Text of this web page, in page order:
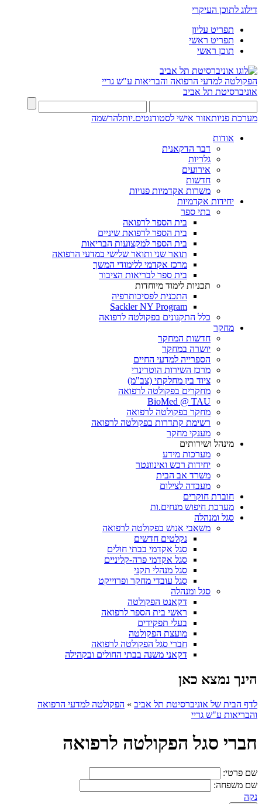
דילוג לתוכן העיקרי
תפריט עליון
תפריט ראשי
תוכן ראשי
הפקולטה למדעי הרפואה והבריאות ע"ש גריי
אוניברסיטת תל אביב
מערכת פניותאזור אישי לסטודנטים.יותלהרשמה
אודות
דבר הדקאנית
גלריות
אירועים
חדשות
משרות אקדמיות פנויות
יחידות אקדמיות
בתי ספר
בית הספר לרפואה
בית הספר לרפואת שיניים
בית הספר למקצועות הבריאות
תואר שני ותואר שלישי במדעי הרפואה
מרכז אקדמי ללימודי המשך
בית ספר לבריאות הציבור
תכניות לימוד מיוחדות
התכנית לפסיכותרפיה
Sackler NY Program
כלל התקנונים בפקולטה לרפואה
מחקר
חדשות המחקר
יושרה במחקר
הספרייה למדעי החיים
מרכז השירות הוטרינרי
ציוד בין מחלקתי (צב"מ)
מחקרים בפקולטה לרפואה
BioMed @ TAU
מחקר בפקולטה לרפואה
רשימת קתדרות בפקולטה לרפואה
מענקי מחקר
מינהל ושירותים
מערכות מידע
יחידות רכש ואינוונטר
משרד אב הבית
מעבדה לצילום
חוברת חוקרים
מערכת חיפוש מנחים.ות
סגל ומנהלה
משאבי אנוש בפקולטה לרפואה
נקלטים חדשים
סגל אקדמי בבתי חולים
סגל אקדמי פרה-קליניים
סגל מנהלי תקני
סגל עובדי מחקר ופרוייקט
סגל ומנהלה
דקאנט הפקולטה
ראשי בית הספר לרפואה
בעלי תפקידים
מועצת הפקולטה
חברי סגל הפקולטה לרפואה
דקאני משנה בבתי החולים ובקהילה
הינך נמצא כאן
לדף הבית של אוניברסיטת תל אביב » הפקולטה למדעי הרפואה
והבריאות ע"ש גריי
חברי סגל הפקולטה לרפואה
שם פרטי:
שם משפחה:
נקה